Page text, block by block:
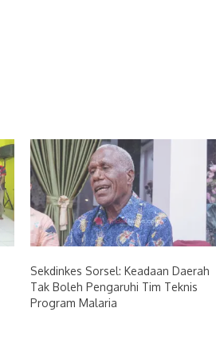
Sekdinkes Sorsel: Keadaan Daerah
Tak Boleh Pengaruhi Tim Teknis
Program Malaria